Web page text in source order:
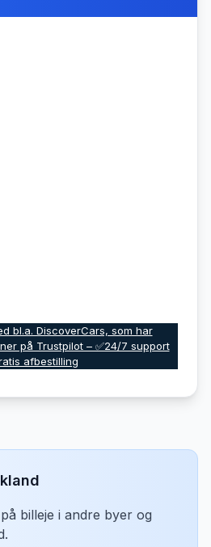
bl.a. DiscoverCars, som har
på Trustpilot – ✅24/7 support
afbestilling
billeje i andre byer og
.